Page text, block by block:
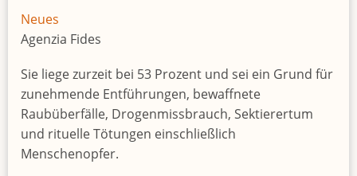
Neues
Agenzia Fides
Sie liege zurzeit bei 53 Prozent und sei ein Grund für
zunehmende Entführungen, bewaffnete
Raubüberfälle, Drogenmissbrauch, Sektierertum
und rituelle Tötungen einschließlich
Menschenopfer.